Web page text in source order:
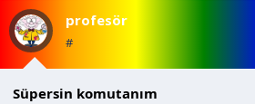
l
e
r
profesör
#
Süpersin komutanım